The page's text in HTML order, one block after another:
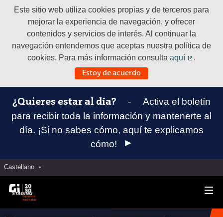
Este sitio web utiliza cookies propias y de terceros para
mejorar la experiencia de navegación, y ofrecer
contenidos y servicios de interés. Al continuar la
navegación entendemos que aceptas nuestra política de
cookies. Para más información consultaaquí
.
Estoy de acuerdo
¿Quieres estar al día? -
Activa el boletín
para recibir toda la información y mantenerte al
día. ¡Si no sabes cómo, aquí te explicamos
cómo!
Castellano Elegir el idioma